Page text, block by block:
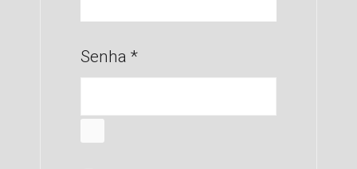
Senha *